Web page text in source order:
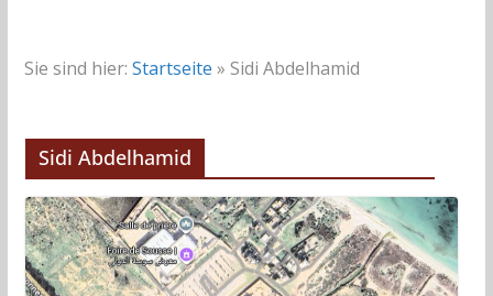
Sie sind hier: Startseite » Sidi Abdelhamid
Sidi Abdelhamid